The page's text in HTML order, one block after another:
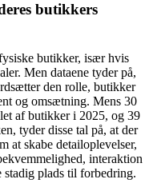
butikkers
butikker, især hvis
Men dataene tyder på,
den rolle, butikker
og omsætning. Mens 30
af butikker i 2025, og 39
tyder disse tal på, at der
at skabe detailoplevelser,
interaktion
stadig plads til forbedring.